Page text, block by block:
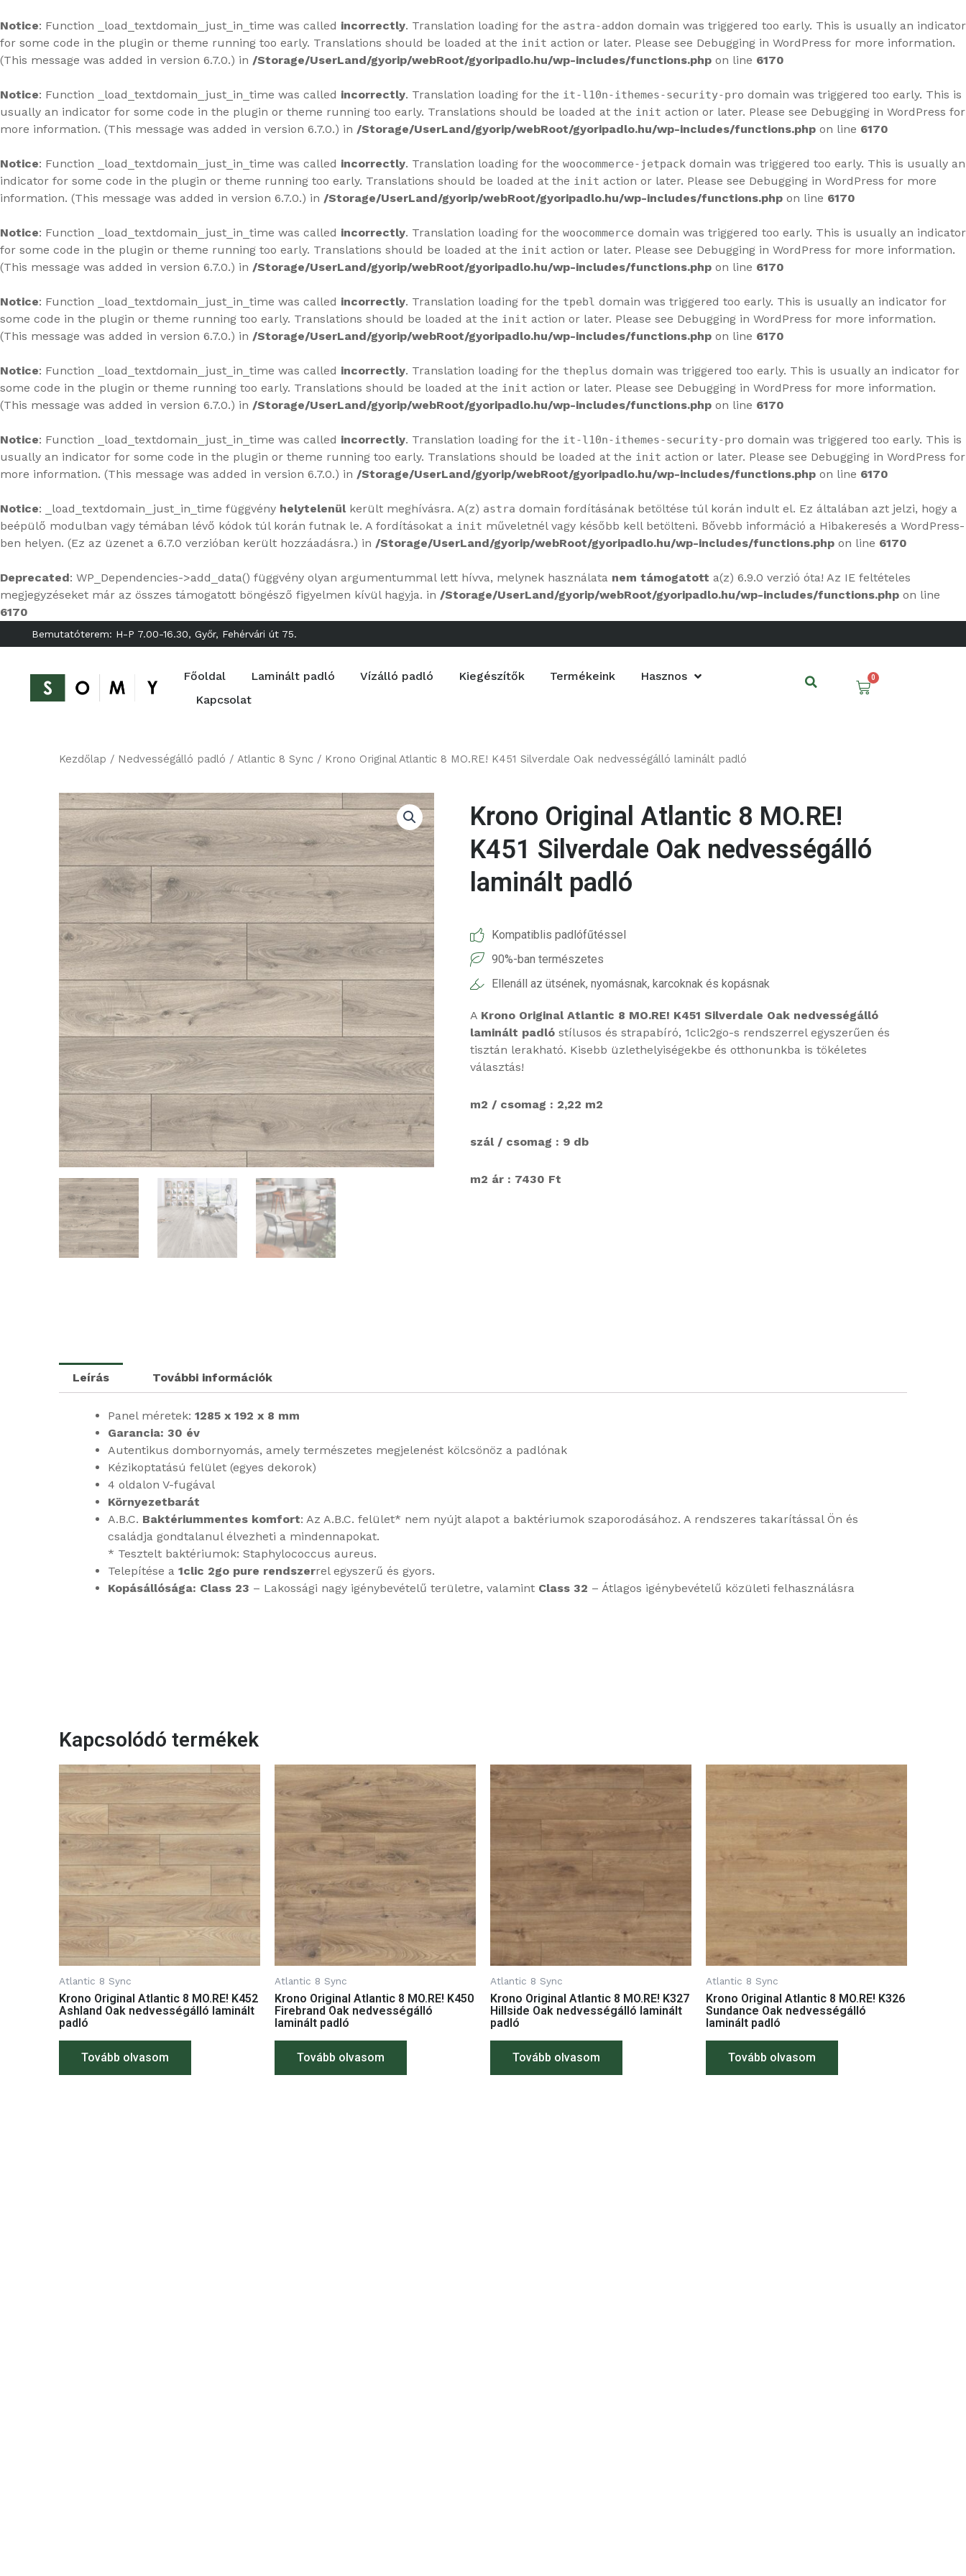
Notice: Function _load_textdomain_just_in_time was called incorrectly. Translation loading for the astra-addon domain was triggered too early. This is usually an indicator
for some code in the plugin or theme running too early. Translations should be loaded at the init action or later. Please see Debugging in WordPress for more information.
(This message was added in version 6.7.0.) in /Storage/UserLand/gyorip/webRoot/gyoripadlo.hu/wp-includes/functions.php on line 6170
Notice: Function _load_textdomain_just_in_time was called incorrectly. Translation loading for the it-l10n-ithemes-security-pro domain was triggered too early. This is
usually an indicator for some code in the plugin or theme running too early. Translations should be loaded at the init action or later. Please see Debugging in WordPress for
more information. (This message was added in version 6.7.0.) in /Storage/UserLand/gyorip/webRoot/gyoripadlo.hu/wp-includes/functions.php on line 6170
Notice: Function _load_textdomain_just_in_time was called incorrectly. Translation loading for the woocommerce-jetpack domain was triggered too early. This is usually an
indicator for some code in the plugin or theme running too early. Translations should be loaded at the init action or later. Please see Debugging in WordPress for more
information. (This message was added in version 6.7.0.) in /Storage/UserLand/gyorip/webRoot/gyoripadlo.hu/wp-includes/functions.php on line 6170
Notice: Function _load_textdomain_just_in_time was called incorrectly. Translation loading for the woocommerce domain was triggered too early. This is usually an indicator
for some code in the plugin or theme running too early. Translations should be loaded at the init action or later. Please see Debugging in WordPress for more information.
(This message was added in version 6.7.0.) in /Storage/UserLand/gyorip/webRoot/gyoripadlo.hu/wp-includes/functions.php on line 6170
Notice: Function _load_textdomain_just_in_time was called incorrectly. Translation loading for the tpebl domain was triggered too early. This is usually an indicator for
some code in the plugin or theme running too early. Translations should be loaded at the init action or later. Please see Debugging in WordPress for more information.
(This message was added in version 6.7.0.) in /Storage/UserLand/gyorip/webRoot/gyoripadlo.hu/wp-includes/functions.php on line 6170
Notice: Function _load_textdomain_just_in_time was called incorrectly. Translation loading for the theplus domain was triggered too early. This is usually an indicator for
some code in the plugin or theme running too early. Translations should be loaded at the init action or later. Please see Debugging in WordPress for more information.
(This message was added in version 6.7.0.) in /Storage/UserLand/gyorip/webRoot/gyoripadlo.hu/wp-includes/functions.php on line 6170
Notice: Function _load_textdomain_just_in_time was called incorrectly. Translation loading for the it-l10n-ithemes-security-pro domain was triggered too early. This is
usually an indicator for some code in the plugin or theme running too early. Translations should be loaded at the init action or later. Please see Debugging in WordPress for
more information. (This message was added in version 6.7.0.) in /Storage/UserLand/gyorip/webRoot/gyoripadlo.hu/wp-includes/functions.php on line 6170
Notice: _load_textdomain_just_in_time függvény helytelenülkerült meghívásra. A(z) astra domain fordításának betöltése túl korán indult el. Ez általában azt jelzi, hogy a
beépülő modulban vagy témában lévő kódok túl korán futnak le. A fordításokat a init műveletnél vagy később kell betölteni. Bővebb információ a Hibakeresés a WordPress-
ben helyen. (Ez az üzenet a 6.7.0 verzióban került hozzáadásra.) in /Storage/UserLand/gyorip/webRoot/gyoripadlo.hu/wp-includes/functions.php on line 6170
Deprecated: WP_Dependencies->add_data() függvény olyan argumentummal lett hívva, melynek használata nem támogatott a(z) 6.9.0 verzió óta! Az IE feltételes
megjegyzéseket már az összes támogatott böngésző figyelmen kívül hagyja. in /Storage/UserLand/gyorip/webRoot/gyoripadlo.hu/wp-includes/functions.php on line
6170
to
content
Bemutatóterem: H-P 7.00-16.30, Győr, Fehérvári út 75.
Főoldal Laminált padló Vízálló padló Kiegészítők Termékeink
Hasznos
Kapcsolat
Keresés
0
Kosár
Kezdőlap / Nedvességálló padló / Atlantic 8 Sync / Krono Original Atlantic 8 MO.RE! K451 Silverdale Oak nedvességálló laminált padló
Krono Original Atlantic 8 MO.RE!
K451 Silverdale Oak nedvességálló
laminált padló
Kompatiblis padlófűtéssel
90%-ban természetes
Ellenáll az ütsének, nyomásnak, karcoknak és kopásnak
A Krono Original Atlantic 8 MO.RE! K451 Silverdale Oak nedvességálló
laminált padló stílusos és strapabíró, 1clic2go-s rendszerrel egyszerűen és
tisztán lerakható. Kisebb üzlethelyiségekbe és otthonunkba is tökéletes
választás!
m2 / csomag : 2,22 m2
szál / csomag : 9 db
m2 ár : 7430 Ft
Leírás További információk
Panel méretek: 1285 x 192 x 8 mm
Garancia: 30 év
Autentikus dombornyomás, amely természetes megjelenést kölcsönöz a padlónak
Kézikoptatású felület (egyes dekorok)
4 oldalon V-fugával
Környezetbarát
A.B.C. Baktériummentes komfort: Az A.B.C. felület* nem nyújt alapot a baktériumok szaporodásához. A rendszeres takarítással Ön és
családja gondtalanul élvezheti a mindennapokat.
* Tesztelt baktériumok: Staphylococcus aureus.
Telepítése a 1clic 2go pure rendszerrel egyszerű és gyors.
Kopásállósága: Class 23 – Lakossági nagy igénybevételű területre, valamint Class 32 – Átlagos igénybevételű közületi felhasználásra
Kapcsolódó termékek
Atlantic 8 Sync
Krono Original Atlantic 8 MO.RE! K452
Ashland Oak nedvességálló laminált
padló
Tovább olvasom
Atlantic 8 Sync
Krono Original Atlantic 8 MO.RE! K450
Firebrand Oak nedvességálló
laminált padló
Tovább olvasom
Atlantic 8 Sync
Krono Original Atlantic 8 MO.RE! K327
Hillside Oak nedvességálló laminált
padló
Tovább olvasom
Atlantic 8 Sync
Krono Original Atlantic 8 MO.RE! K326
Sundance Oak nedvességálló
laminált padló
Tovább olvasom